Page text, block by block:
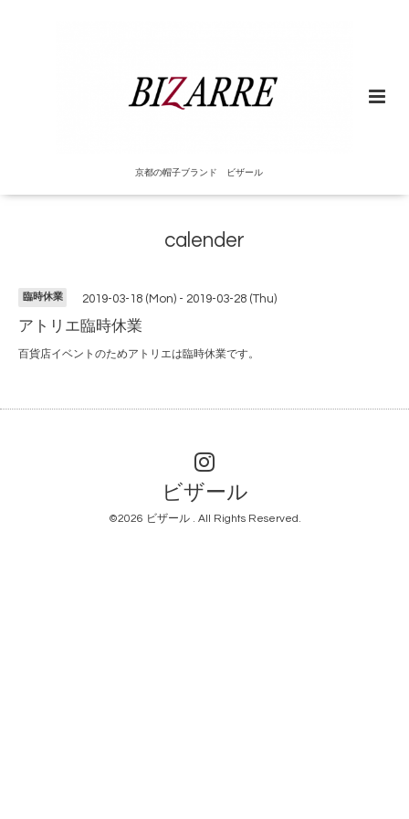
京都の帽子ブランド ビザール
calender
臨時休業 2019-03-18 (Mon) - 2019-03-28 (Thu)
アトリエ臨時休業
百貨店イベントのためアトリエは臨時休業です。
ビザール
©2026 ビザール . All Rights Reserved.